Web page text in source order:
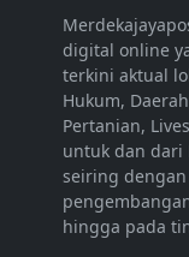
digital online
terkini aktual
Hukum,
Pertanian,
untuk dan dari
seiring
hingga pada